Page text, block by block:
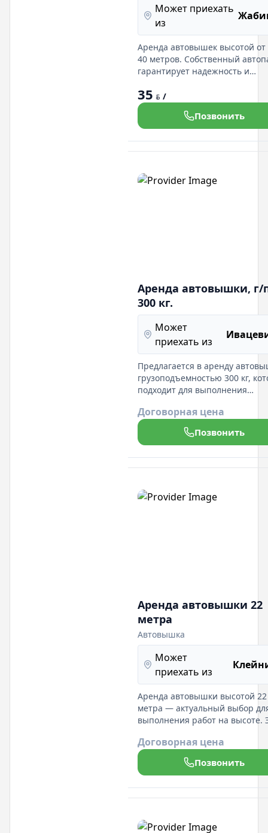
Может приехать
из
Аренда автовышек высотой от
40 метров. Собственный
гарантирует надежность и
решение для любых работ на
высоте.
35 BYN /
Позвонить
Аренда автовышки, г/
300 кг.
Может
приехать из
Предлагается в аренду
грузоподъемностью 300 кг,
подходит для выполнения
надежное оборудование
обеспечивает безопасность и
эффективность при работе с
Автовышка проста в
Договорная цена
Позвонить
Аренда автовышки 22
метра
Автовышка
Может
приехать из
Аренда автовышки высотой 22
метра — актуальный выбор
выполнения работ на высоте.
удобный доступ к
местам, гарантируя
легкость в управлении.
строительных и монтажных
Договорная цена
Позвонить